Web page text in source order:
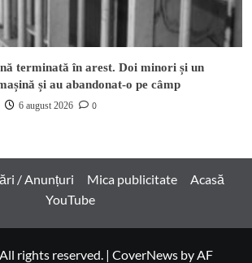
terminată în arest. Doi minori și un
și au abandonat-o pe câmp
6 august 2026 0
/ Anunțuri Mica publicitate
Acasă
YouTube
rights reserved. | CoverNews by AF